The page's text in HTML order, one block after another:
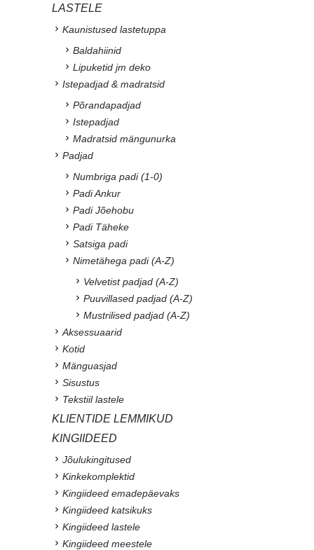
LASTELE
Kaunistused lastetuppa
Baldahiinid
Lipuketid jm deko
Istepadjad & madratsid
Põrandapadjad
Istepadjad
Madratsid mängunurka
Padjad
Numbriga padi (1-0)
Padi Ankur
Padi Jõehobu
Padi Täheke
Satsiga padi
Nimetähega padi (A-Z)
Velvetist padjad (A-Z)
Puuvillased padjad (A-Z)
Mustrilised padjad (A-Z)
Aksessuaarid
Kotid
Mänguasjad
Sisustus
Tekstiil lastele
KLIENTIDE LEMMIKUD
KINGIIDEED
Jõulukingitused
Kinkekomplektid
Kingiideed emadepäevaks
Kingiideed katsikuks
Kingiideed lastele
Kingiideed meestele